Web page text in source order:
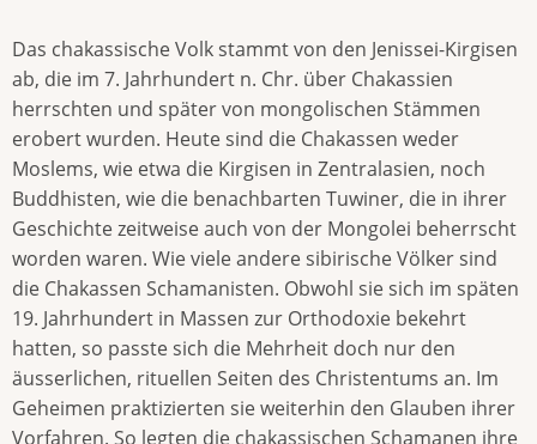
Das chakassische Volk stammt von den Jenissei-Kirgisen
ab, die im 7. Jahrhundert n. Chr. über Chakassien
herrschten und später von mongolischen Stämmen
erobert wurden. Heute sind die Chakassen weder
Moslems, wie etwa die Kirgisen in Zentralasien, noch
Buddhisten, wie die benachbarten Tuwiner, die in ihrer
Geschichte zeitweise auch von der Mongolei beherrscht
worden waren. Wie viele andere sibirische Völker sind
die Chakassen Schamanisten. Obwohl sie sich im späten
19. Jahrhundert in Massen zur Orthodoxie bekehrt
hatten, so passte sich die Mehrheit doch nur den
äusserlichen, rituellen Seiten des Christentums an. Im
Geheimen praktizierten sie weiterhin den Glauben ihrer
Vorfahren. So legten die chakassischen Schamanen ihre